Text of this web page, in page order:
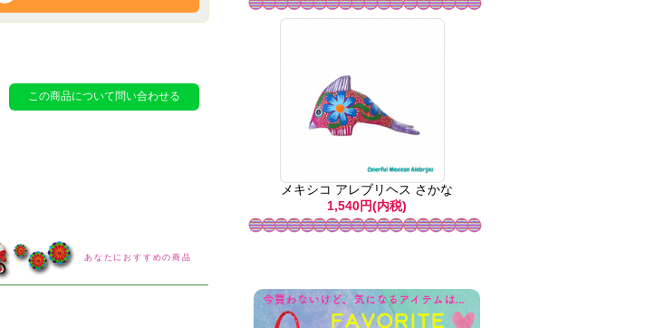
この商品について問い合わせる
あなたにおすすめの商品
メキシコ アレブリヘス さかな
1,540円(内税)